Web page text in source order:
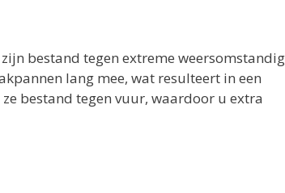
bestand tegen extreme
lang mee, wat resulteert in een
bestand tegen vuur, waardoor u extra